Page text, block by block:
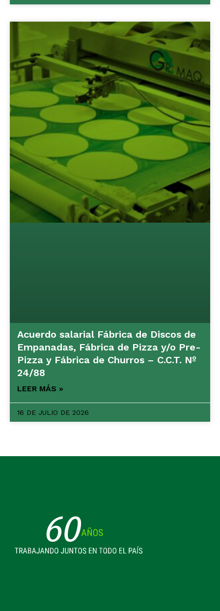
Acuerdo salarial Fábrica de Discos de
Empanadas, Fábrica de Pizza y/o Pre-
Pizza y Fábrica de Churros – C.C.T. Nº
24/88
LEER MÁS »
16 DE JULIO DE 2026